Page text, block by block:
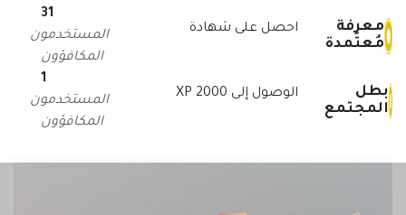
معرفة
مُعتَمدة
احصل على شهادة
31
المستخدمون
المكافؤون
بطل
المجتمع
الوصول إلى 2000 XP
1
المستخدمون
المكافؤون